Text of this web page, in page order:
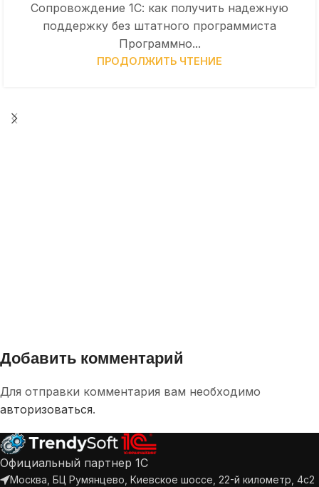
Сопровождение 1С: как получить надежную
поддержку без штатного программиста
Программно...
ПРОДОЛЖИТЬ ЧТЕНИЕ
Добавить комментарий
Для отправки комментария вам необходимо
авторизоваться.
Официальный партнер 1С
Москва, БЦ Румянцево, Киевское шоссе, 22-й километр, 4с2